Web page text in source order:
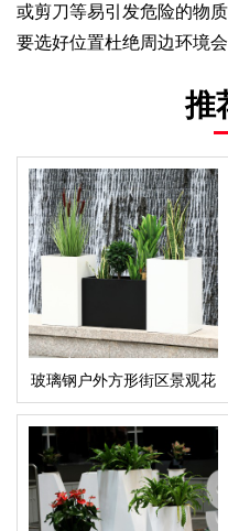
或剪刀等易引发危险的物
要选好位置杜绝周边环境
推
玻璃钢户外方形街区景观花
盆